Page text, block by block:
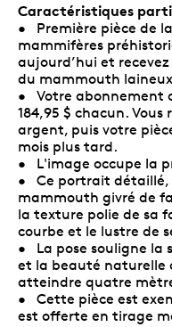
Caractéristiques
• Première pièce de
mammifères
aujourd’hui et
du mammouth
• Votre abonnement
184,95 $ chacun. Vous
argent, puis votre
mois plus tard.
• L'image occupe la
• Ce portrait détaillé,
mammouth givré de
la texture polie de sa
courbe et le lustre de
• La pose souligne la
et la beauté naturelle
atteindre quatre
• Cette pièce est
est offerte en tirage